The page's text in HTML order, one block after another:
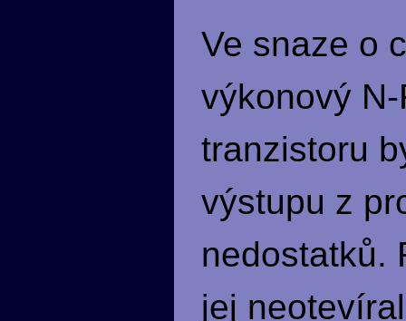
Ve snaze o
výkonový
tranzistoru
výstupu z
nedostatků.
jej